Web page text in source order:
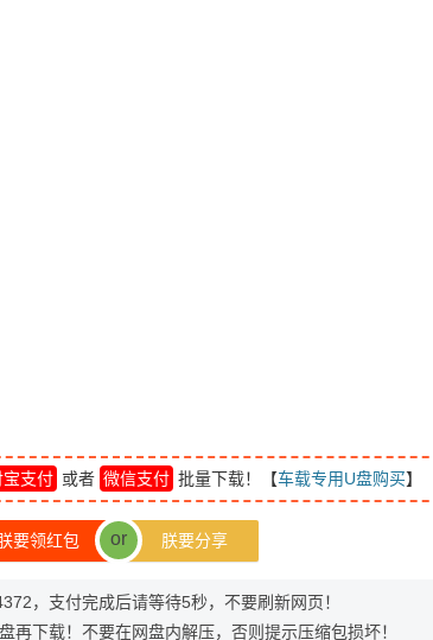
宝支付 或者 微信支付 批量下载！【车载专用U盘购买】
要领红包 or 朕要分享
，支付完成后请等待5秒，不要刷新网页！
再下载！不要在网盘内解压，否则提示压缩包损坏！